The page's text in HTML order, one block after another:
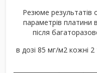
Резюме результатів
параметрів платини
після
в дозі 85 мг/м2 кожні 2